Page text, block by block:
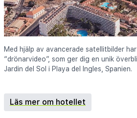
Med hjälp av avancerade satellitbilder
“drönarvideo”, som ger dig en unik
Jardin del Sol i Playa del Ingles, Spanien.
Läs mer om hotellet